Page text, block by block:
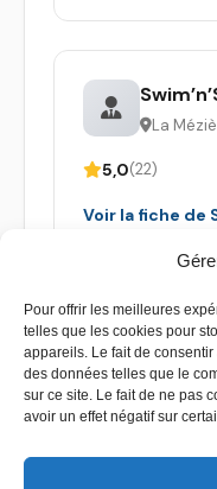
Pour offrir les meilleures
telles que les cookies pour
appareils. Le fait de
des données telles que le
sur ce site. Le fait de ne pas
avoir un effet négatif sur
La
5,0(22)
Voir la fiche de